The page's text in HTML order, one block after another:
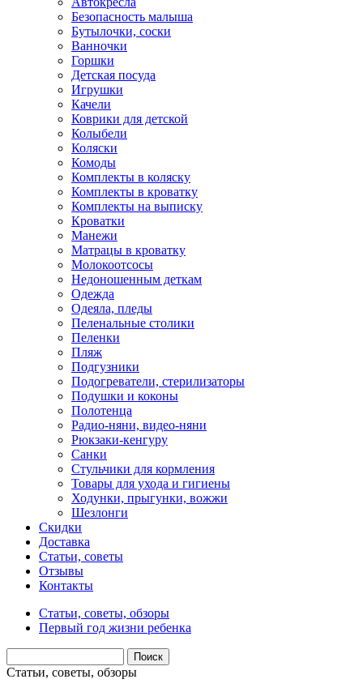
Безопасность малыша
Бутылочки, соски
Ванночки
Горшки
Детская посуда
Игрушки
Качели
Коврики для детской
Колыбели
Коляски
Комоды
Комплекты в коляску
Комплекты в кроватку
Комплекты на выписку
Кроватки
Манежи
Матрацы в кроватку
Молокоотсосы
Недоношенным деткам
Одежда
Одеяла, пледы
Пеленальные столики
Пеленки
Пляж
Подгузники
Подогреватели, стерилизаторы
Подушки и коконы
Полотенца
Радио-няни, видео-няни
Рюкзаки-кенгуру
Санки
Стульчики для кормления
Товары для ухода и гигиены
Ходунки, прыгунки, вожжи
Шезлонги
Скидки
Доставка
Статьи, советы
Отзывы
Контакты
Статьи, советы, обзоры
Первый год жизни ребенка
Статьи, советы, обзоры